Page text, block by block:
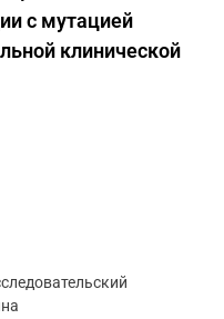
с мутацией
клинической